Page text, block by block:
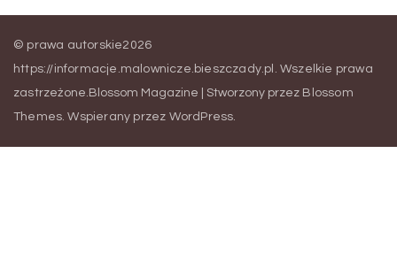
© prawa autorskie2026
https://informacje.malownicze.bieszczady.pl . Wszelkie prawa
zastrzeżone. Blossom Magazine | Stworzony przez Blossom
Themes. Wspierany przez WordPress.